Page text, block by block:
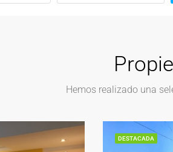
Hemos realizado una
DESTACADA